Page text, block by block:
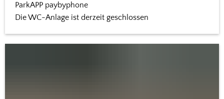
ParkAPP paybyphone
Die WC-Anlage ist derzeit geschlossen